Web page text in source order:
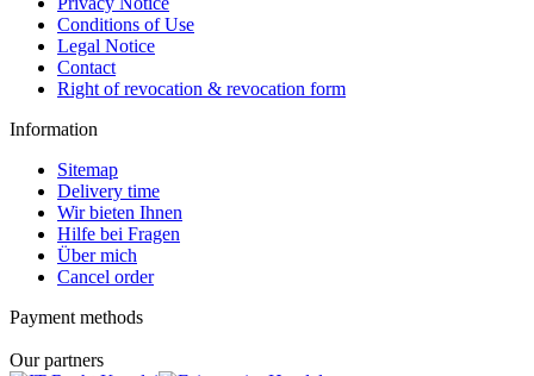
Conditions of Use
Legal Notice
Contact
Right of revocation & revocation form
Information
Sitemap
Delivery time
Wir bieten Ihnen
Hilfe bei Fragen
Über mich
Cancel order
Payment methods
Our partners